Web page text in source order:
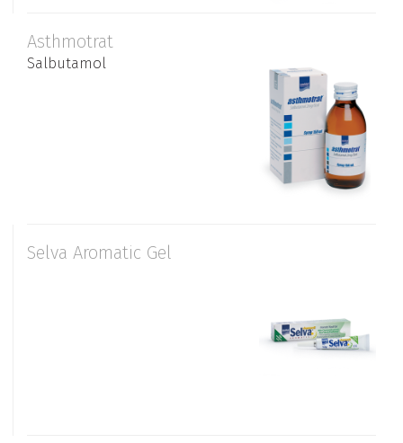
Asthmotrat
Salbutamol
Selva Aromatic Gel